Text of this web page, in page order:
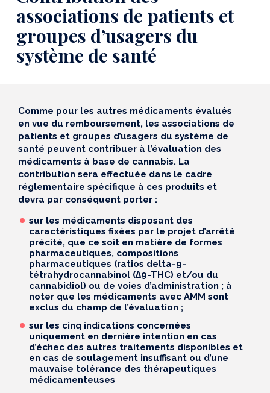
associations de patients et
groupes d’usagers du
système de santé
Comme pour les autres médicaments évalués
en vue du remboursement, les associations de
patients et groupes d’usagers du système de
santé peuvent contribuer à l’évaluation des
médicaments à base de cannabis. La
contribution sera effectuée dans le cadre
réglementaire spécifique à ces produits et
devra par conséquent porter :
sur les médicaments disposant des
caractéristiques fixées par le projet d’arrêté
précité, que ce soit en matière de formes
pharmaceutiques, compositions
pharmaceutiques (ratios delta-9-
tétrahydrocannabinol (∆9-THC) et/ou du
cannabidiol) ou de voies d’administration ; à
noter que les médicaments avec AMM sont
exclus du champ de l’évaluation ;
sur les cinq indications concernées
uniquement en dernière intention en cas
d’échec des autres traitements disponibles et
en cas de soulagement insuffisant ou d’une
mauvaise tolérance des thérapeutiques
médicamenteuses